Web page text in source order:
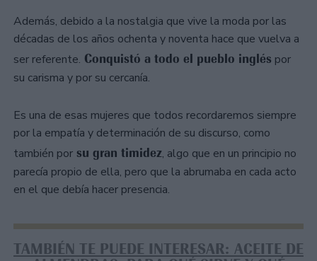
Además, debido a la nostalgia que vive la moda por las
décadas de los años ochenta y noventa hace que vuelva a
ser referente. Conquistó a todo el pueblo inglés por
su carisma y por su cercanía.
Es una de esas mujeres que todos recordaremos siempre
por la empatía y determinación de su discurso, como
también por su gran timidez, algo que en un principio no
parecía propio de ella, pero que la abrumaba en cada acto
en el que debía hacer presencia.
TAMBIÉN TE PUEDE INTERESAR: ACEITE DE